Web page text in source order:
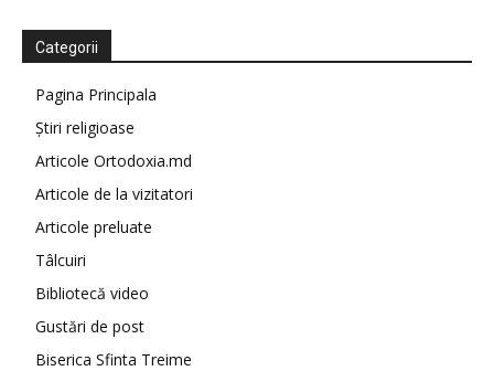
Categorii
Pagina Principala
Știri religioase
Articole Ortodoxia.md
Articole de la vizitatori
Articole preluate
Tâlcuiri
Bibliotecă video
Gustări de post
Biserica Sfinta Treime